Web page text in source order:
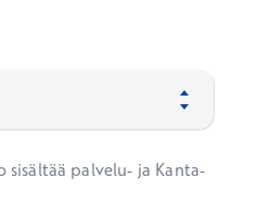
palvelu- ja Kanta-